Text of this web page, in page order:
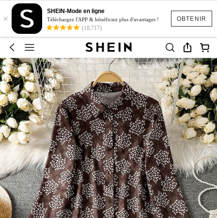
OBTENIR
×
SHEIN-Mode en ligne
Téléchargez l'APP & bénéficiez plus d'avantages !
(18,717)